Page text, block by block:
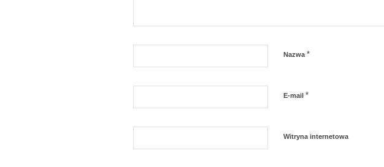
Nazwa *
E-mail *
Witryna internetowa